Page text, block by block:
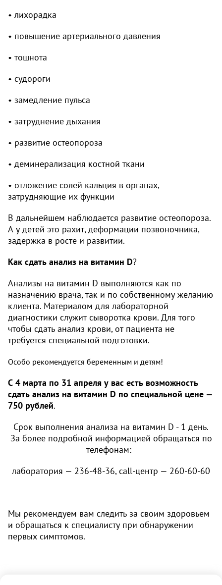
• лихорадка
• повышение артериального давления
• тошнота
• судороги
• замедление пульса
• затруднение дыхания
• развитие остеопороза
• деминерализация костной ткани
• отложение солей кальция в органах,
затрудняющие их функции
В дальнейшем наблюдается развитие остеопороза.
А у детей это рахит, деформации позвоночника,
задержка в росте и развитии.
Как сдать анализ на витамин D?
Анализы на витамин D выполняются как по
назначению врача, так и по собственному желанию
клиента. Материалом для лабораторной
диагностики служит сыворотка крови. Для того
чтобы сдать анализ крови, от пациента не
требуется специальной подготовки.
Особо рекомендуется беременным и детям!
С 4 марта по 31 апреля у вас есть возможность
сдать анализ на витамин D по специальной цене —
750 рублей.
Срок выполнения анализа на витамин D - 1 день.
За более подробной информацией обращаться по
телефонам:
лаборатория — 236-48-36, call-центр — 260-60-60
Мы рекомендуем вам следить за своим здоровьем
и обращаться к специалисту при обнаружении
первых симптомов.